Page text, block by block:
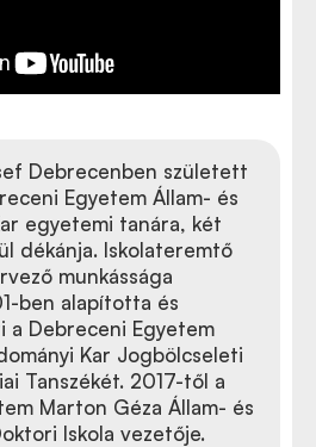
Debrecenben született
Egyetem Állam- és
egyetemi tanára, két
dékánja. Iskolateremtő
munkássága
ben alapította és
a Debreceni Egyetem
Kar Jogbölcseleti
Tanszékét. 2017-től a
Marton Géza Állam- és
Iskola vezetője.